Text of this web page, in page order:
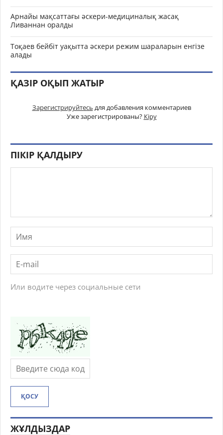
Арнайы мақсаттағы әскери-медициналық жасақ
Ливаннан оралды
Тоқаев бейбіт уақытта әскери режим шараларын енгізе
алады
ҚАЗІР ОҚЫП ЖАТЫР
Зарегистрируйтесь для добавления комментариев
Уже зарегистрированы? Кіру
ПІКІР ҚАЛДЫРУ
Или водите через социальные сети
ҚОСУ
ЖҰЛДЫЗДАР